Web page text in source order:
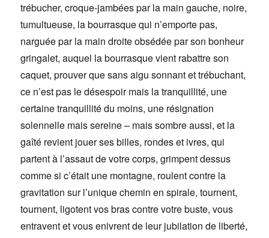
trébucher, croque-jambées par la main gauche, noire,
tumultueuse, la bourrasque qui n’emporte pas,
narguée par la main droite obsédée par son bonheur
gringalet, auquel la bourrasque vient rabattre son
caquet, prouver que sans aigu sonnant et trébuchant,
ce n’est pas le désespoir mais la tranquillité, une
certaine tranquillité du moins, une résignation
solennelle mais sereine – mais sombre aussi, et la
gaîté revient jouer ses billes, rondes et ivres, qui
partent à l’assaut de votre corps, grimpent dessus
comme si c’était une montagne, roulent contre la
gravitation sur l’unique chemin en spirale, tournent,
tournent, ligotent vos bras contre votre buste, vous
entravent et vous enivrent de leur jubilation de liberté,